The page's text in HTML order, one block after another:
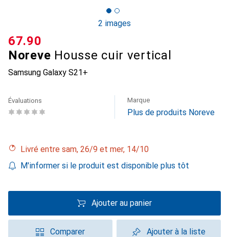
2 images
Noreve Housse cuir vertical
Samsung Galaxy S21+
CHF
67.90
Évaluations Marque
Plus de produits Noreve
Livré entre sam, 26/9 et mer, 14/10
M'informer si le produit est disponible plus tôt
Ajouter au panier
Comparer Ajouter à la liste